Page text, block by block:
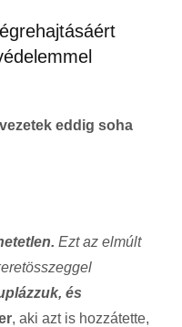
eddig soha
Ezt az elmúlt
és
, aki azt is hozzátette,